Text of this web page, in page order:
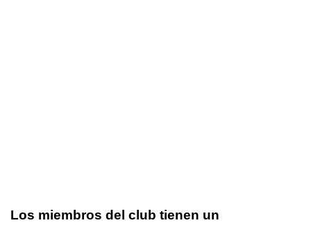
Los miembros del club tienen un